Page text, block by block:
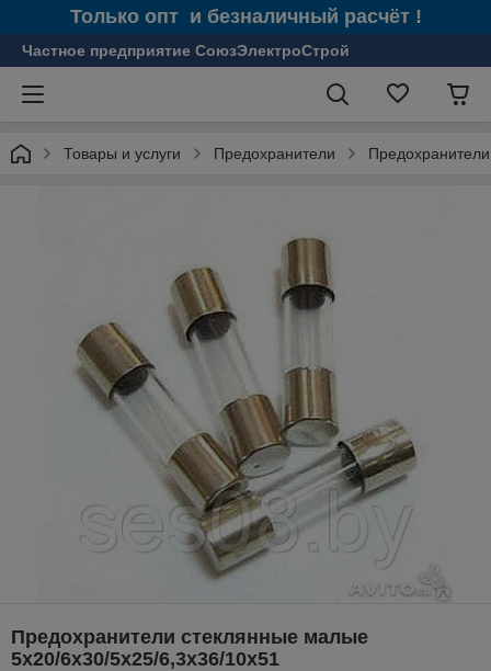
Только опт и безналичный расчёт !
Частное предприятие СоюзЭлектроСтрой
Товары и услуги Предохранители
Предохранители стеклянные малые
5х20/6х30/5х25/6,3х36/10х51